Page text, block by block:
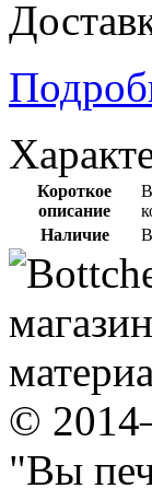
Короткое
описание
Наличие
©
"Вы